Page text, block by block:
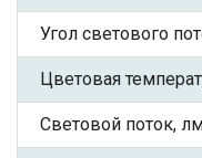
Угол светового
Цветовая
Световой поток,